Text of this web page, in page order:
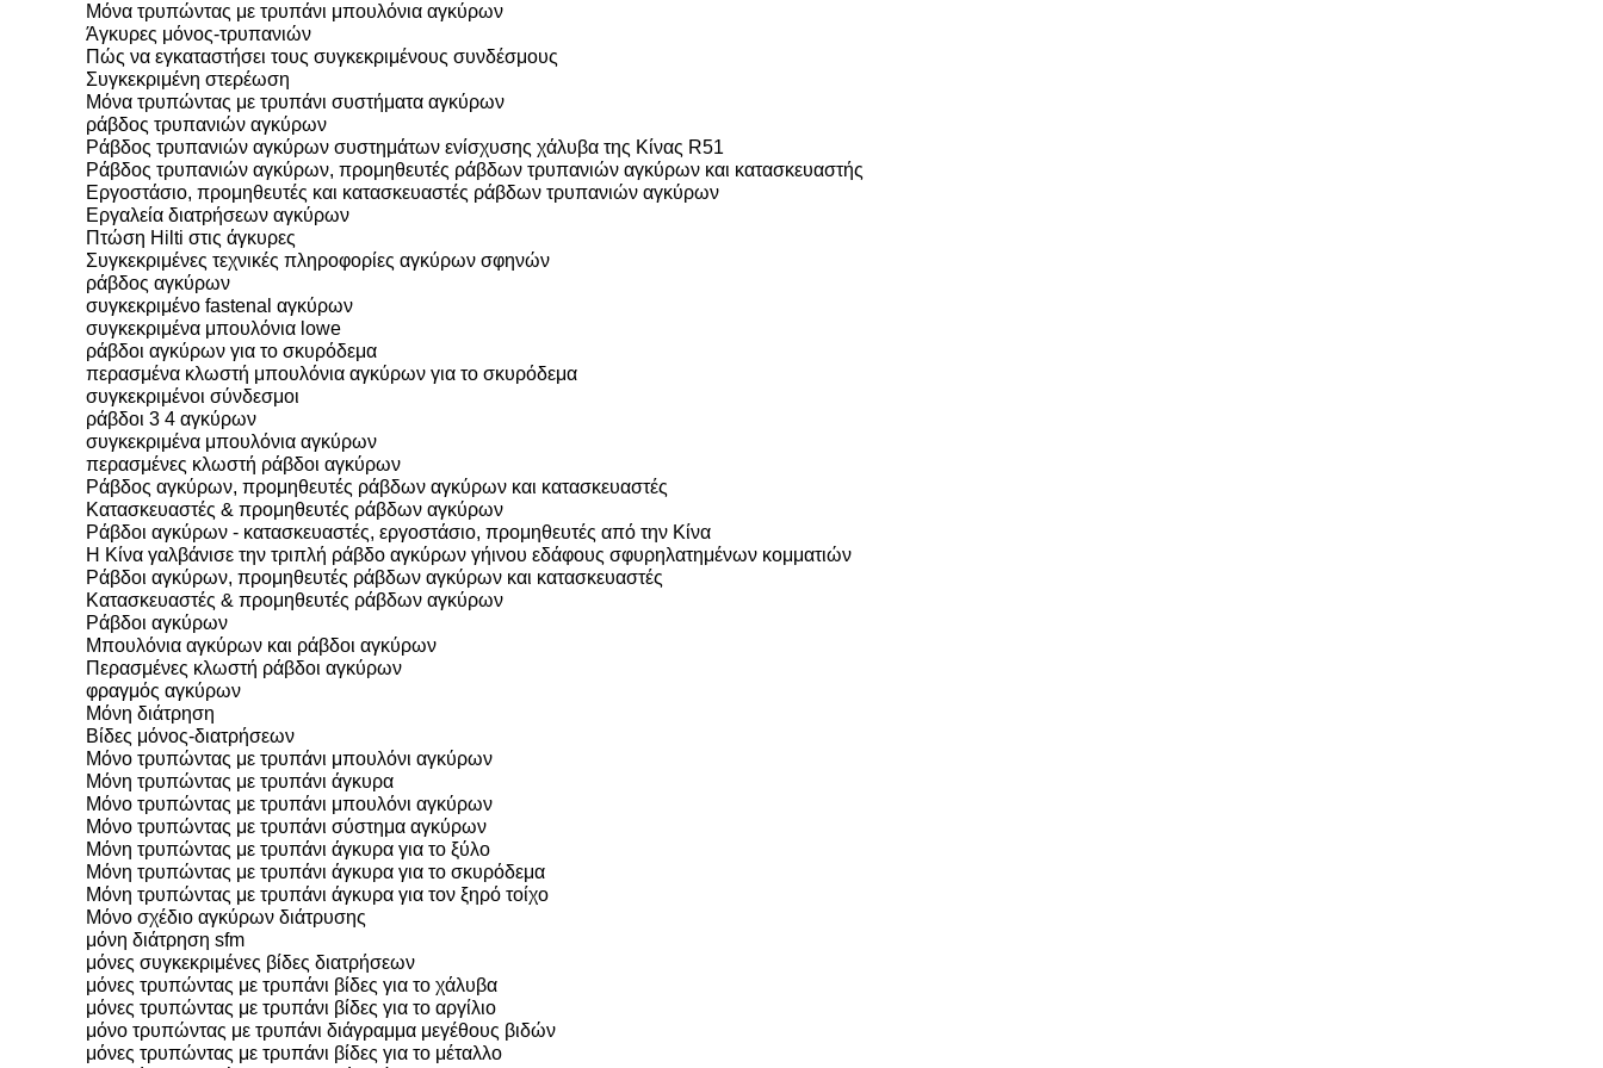
Μόνα τρυπώντας με τρυπάνι μπουλόνια αγκύρων
Άγκυρες μόνος-τρυπανιών
Πώς να εγκαταστήσει τους συγκεκριμένους συνδέσμους
Συγκεκριμένη στερέωση
Μόνα τρυπώντας με τρυπάνι συστήματα αγκύρων
ράβδος τρυπανιών αγκύρων
Ράβδος τρυπανιών αγκύρων συστημάτων ενίσχυσης χάλυβα της Κίνας R51
Ράβδος τρυπανιών αγκύρων, προμηθευτές ράβδων τρυπανιών αγκύρων και κατασκευαστής
Εργοστάσιο, προμηθευτές και κατασκευαστές ράβδων τρυπανιών αγκύρων
Εργαλεία διατρήσεων αγκύρων
Πτώση Hilti στις άγκυρες
Συγκεκριμένες τεχνικές πληροφορίες αγκύρων σφηνών
ράβδος αγκύρων
συγκεκριμένο fastenal αγκύρων
συγκεκριμένα μπουλόνια lowe
ράβδοι αγκύρων για το σκυρόδεμα
περασμένα κλωστή μπουλόνια αγκύρων για το σκυρόδεμα
συγκεκριμένοι σύνδεσμοι
ράβδοι 3 4 αγκύρων
συγκεκριμένα μπουλόνια αγκύρων
περασμένες κλωστή ράβδοι αγκύρων
Ράβδος αγκύρων, προμηθευτές ράβδων αγκύρων και κατασκευαστές
Κατασκευαστές & προμηθευτές ράβδων αγκύρων
Ράβδοι αγκύρων - κατασκευαστές, εργοστάσιο, προμηθευτές από την Κίνα
Η Κίνα γαλβάνισε την τριπλή ράβδο αγκύρων γήινου εδάφους σφυρηλατημένων κομματιών
Ράβδοι αγκύρων, προμηθευτές ράβδων αγκύρων και κατασκευαστές
Κατασκευαστές & προμηθευτές ράβδων αγκύρων
Ράβδοι αγκύρων
Μπουλόνια αγκύρων και ράβδοι αγκύρων
Περασμένες κλωστή ράβδοι αγκύρων
φραγμός αγκύρων
Μόνη διάτρηση
Βίδες μόνος-διατρήσεων
Μόνο τρυπώντας με τρυπάνι μπουλόνι αγκύρων
Μόνη τρυπώντας με τρυπάνι άγκυρα
Μόνο τρυπώντας με τρυπάνι μπουλόνι αγκύρων
Μόνο τρυπώντας με τρυπάνι σύστημα αγκύρων
Μόνη τρυπώντας με τρυπάνι άγκυρα για το ξύλο
Μόνη τρυπώντας με τρυπάνι άγκυρα για το σκυρόδεμα
Μόνη τρυπώντας με τρυπάνι άγκυρα για τον ξηρό τοίχο
Μόνο σχέδιο αγκύρων διάτρυσης
μόνη διάτρηση sfm
μόνες συγκεκριμένες βίδες διατρήσεων
μόνες τρυπώντας με τρυπάνι βίδες για το χάλυβα
μόνες τρυπώντας με τρυπάνι βίδες για το αργίλιο
μόνο τρυπώντας με τρυπάνι διάγραμμα μεγέθους βιδών
μόνες τρυπώντας με τρυπάνι βίδες για το μέταλλο